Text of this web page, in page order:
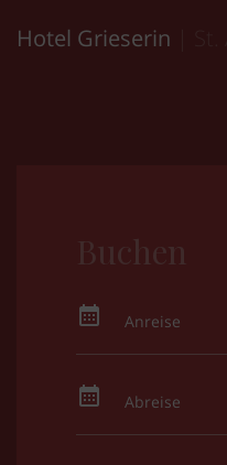
Hotel Grieserin